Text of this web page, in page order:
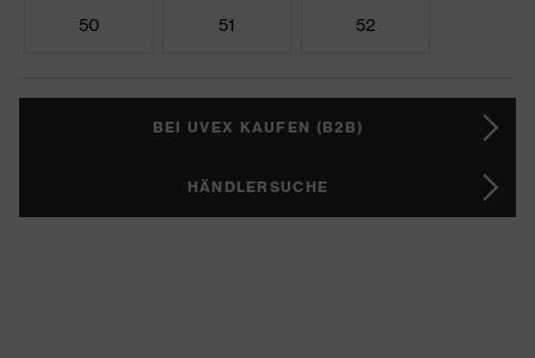
50 51 52
BEI UVEX KAUFEN (B2B)
HÄNDLERSUCHE